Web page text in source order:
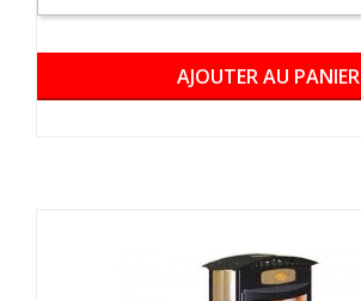
AJOUTER AU PANIER